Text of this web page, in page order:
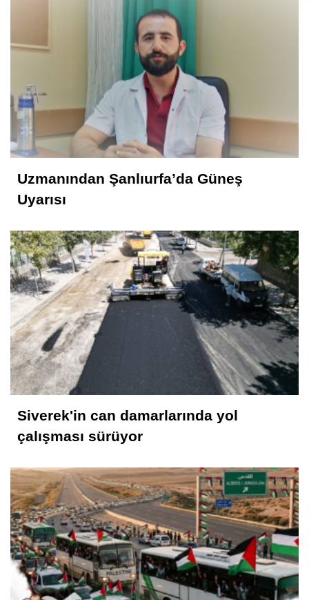
Cemil Yeşildağ
Dersa Mentikî û Lûyê
Mustafa Karadağlı
NİTELİK
YAPMALI?
KONUK YAZAR
Rahmet İkliminin Zirvesi Kadir Gecesi
Muhammed Nur
28 Şubat Süreci ve Siverek 16
Selahattin İlhan Sonbayram
SAÂDET Mİ, ŞEKÂVET Mİ? İNSANIN
Mahmut Hanpolat
Adanmış bir hayat: Neşet Hoca
Abdurahman Deniz Uğurlu
Uzmanından Şanlıurfa’da Güneş
Uyarısı
Siverek'in can damarlarında yol
çalışması sürüyor